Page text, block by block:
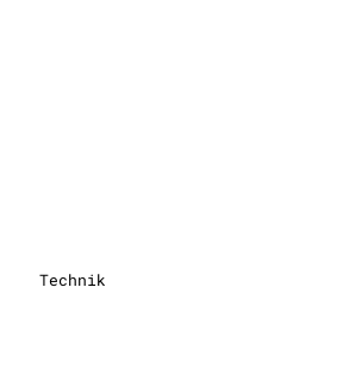
Technik